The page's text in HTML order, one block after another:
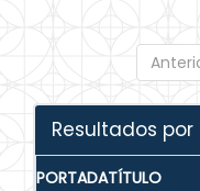
Resultados
PORTADATÍTULO